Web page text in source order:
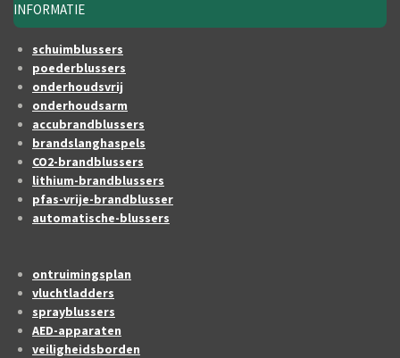
INFORMATIE
schuimblussers
poederblussers
onderhoudsvrij
onderhoudsarm
accubrandblussers
brandslanghaspels
CO2-brandblussers
lithium-brandblussers
pfas-vrije-brandblusser
automatische-blussers
ontruimingsplan
vluchtladders
sprayblussers
AED-apparaten
veiligheidsborden